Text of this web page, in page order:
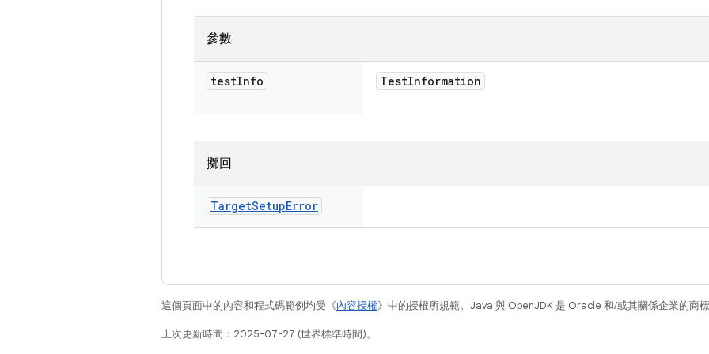
參數
testInfo TestInformation
擲回
TargetSetupError
這個頁面中的內容和程式碼範例均受《內容授權》中的授權所規範。Java 與 OpenJDK 是 Oracle 和/或其關係企業的商標
上次更新時間：2025-07-27 (世界標準時間)。